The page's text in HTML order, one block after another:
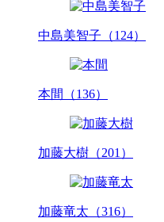
中島美智子（124）
本間（136）
加藤大樹（201）
加藤竜太（316）